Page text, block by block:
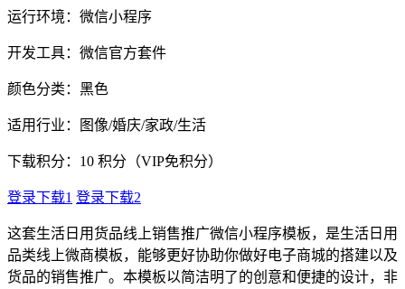
运行环境：微信小程序
开发工具：微信官方套件
颜色分类：黑色
适用行业：图像/婚庆/家政/生活
下载积分： 10 积分（VIP免积分）
登录下载1 登录下载2
这套生活日用货品线上销售推广微信小程序模板，是生活日用
品类线上微商模板，能够更好协助你做好电子商城的搭建以及
货品的销售推广。本模板以简洁明了的创意和便捷的设计，非